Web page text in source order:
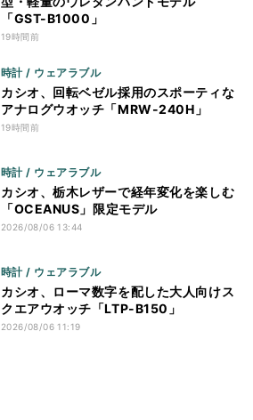
「GST-B1000」
19時間前
時計 / ウェアラブル
カシオ、回転ベゼル採用のスポーティな
アナログウオッチ「MRW-240H」
19時間前
時計 / ウェアラブル
カシオ、栃木レザーで経年変化を楽しむ
「OCEANUS」限定モデル
2026/08/06 13:44
時計 / ウェアラブル
カシオ、ローマ数字を配した大人向けス
クエアウオッチ「LTP-B150」
2026/08/06 11:19